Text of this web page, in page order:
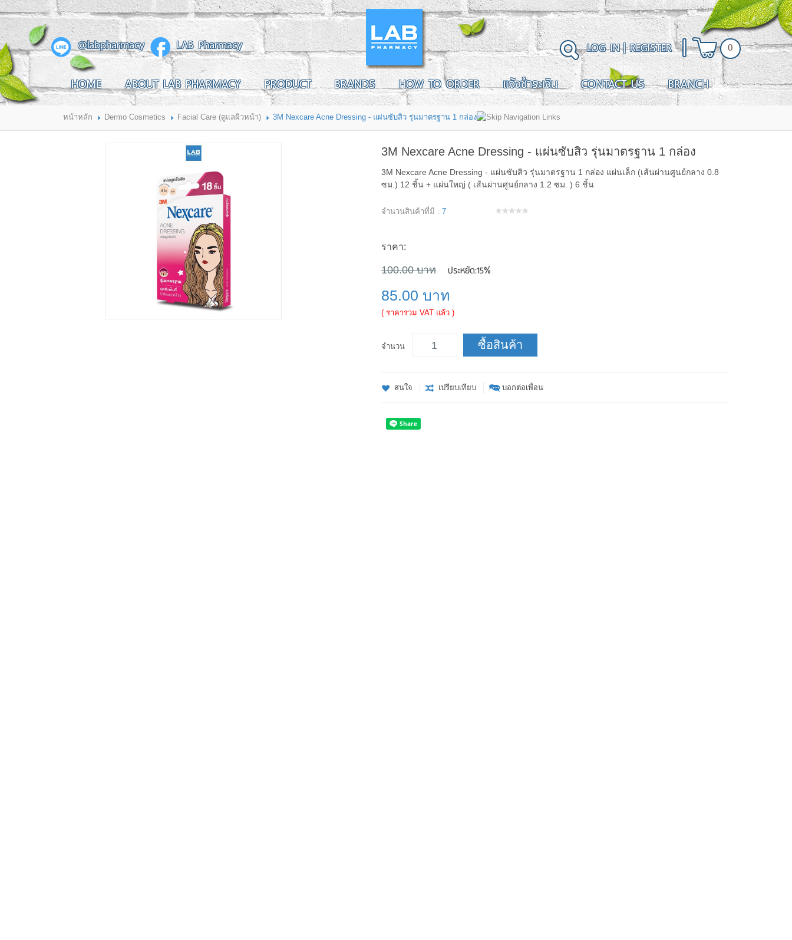
สินค้าที่สนใจ
HOME
ABOUT LAB PHARMACY
PRODUCT
BRANDS
HOW TO ORDER
แจ้งชำระเงิน
CONTACT US
BRANCH
@labpharmacy LAB Pharmacy 0
LOG IN|REGISTER
HOME ABOUT LAB PHARMACY PRODUCT BRANDS HOW TO ORDER แจ้งชำระเงิน CONTACT US BRANCH
หน้าหลัก Dermo Cosmetics Facial Care (ดูแลผิวหน้า) 3M Nexcare Acne Dressing - แผ่นซับสิว รุ่นมาตรฐาน 1 กล่อง
3M Nexcare Acne Dressing - แผ่นซับสิว รุ่นมาตรฐาน 1 กล่อง
3M Nexcare Acne Dressing - แผ่นซับสิว รุ่นมาตรฐาน 1 กล่อง แผ่นเล็ก (เส้นผ่านศูนย์กลาง 0.8
ซม.) 12 ชิ้น + แผ่นใหญ่ ( เส้นผ่านศูนย์กลาง 1.2 ซม. ) 6 ชิ้น
จำนวนสินค้าที่มี : 7
ราคา:
100.00 บาท ประหยัด:15%
85.00 บาท
( ราคารวม VAT แล้ว )
จำนวน ซื้อสินค้า
สนใจ เปรียบเทียบ บอกต่อเพื่อน